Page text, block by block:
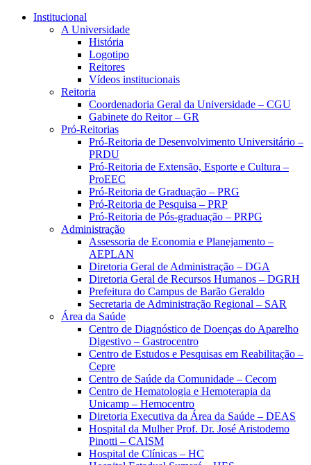
Conteúdo principal
Institucional
A Universidade
História
Logotipo
Reitores
Vídeos institucionais
Reitoria
Coordenadoria Geral da Universidade – CGU
Gabinete do Reitor – GR
Pró-Reitorias
Pró-Reitoria de Desenvolvimento Universitário –
PRDU
Pró-Reitoria de Extensão, Esporte e Cultura –
ProEEC
Pró-Reitoria de Graduação – PRG
Pró-Reitoria de Pesquisa – PRP
Pró-Reitoria de Pós-graduação – PRPG
Administração
Assessoria de Economia e Planejamento –
AEPLAN
Diretoria Geral de Administração – DGA
Diretoria Geral de Recursos Humanos – DGRH
Prefeitura do Campus de Barão Geraldo
Secretaria de Administração Regional – SAR
Área da Saúde
Centro de Diagnóstico de Doenças do Aparelho
Digestivo – Gastrocentro
Centro de Estudos e Pesquisas em Reabilitação –
Cepre
Centro de Saúde da Comunidade – Cecom
Centro de Hematologia e Hemoterapia da
Unicamp – Hemocentro
Diretoria Executiva da Área da Saúde – DEAS
Hospital da Mulher Prof. Dr. José Aristodemo
Pinotti – CAISM
Hospital de Clínicas – HC